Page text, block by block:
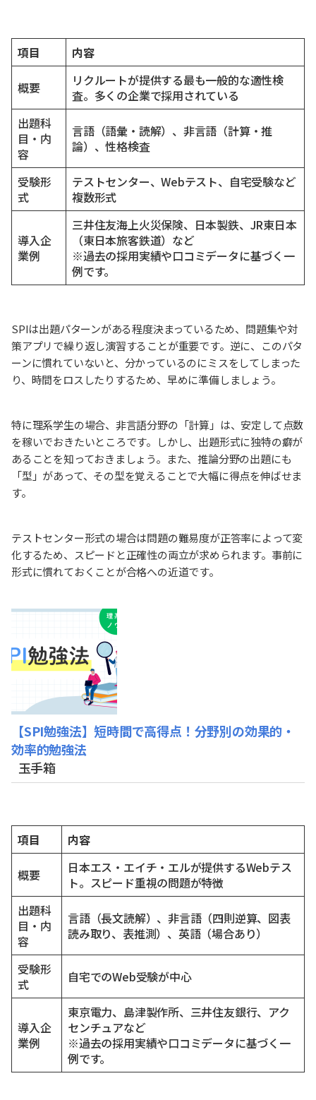
項目 内容
概要
リクルートが提供する最も一般的な適性検
査。多くの企業で採用されている
出題科
目・内
容
言語（語彙・読解）、非言語（計算・推
論）、性格検査
受験形
式
テストセンター、Webテスト、自宅受験など
複数形式
導入企
業例
三井住友海上火災保険、日本製鉄、JR東日本
（東日本旅客鉄道）など
※過去の採用実績や口コミデータに基づく一
例です。
SPIは出題パターンがある程度決まっているため、問題集や対
策アプリで繰り返し演習することが重要です。逆に、このパタ
ーンに慣れていないと、分かっているのにミスをしてしまった
り、時間をロスしたりするため、早めに準備しましょう。
特に理系学生の場合、非言語分野の「計算」は、安定して点数
を稼いでおきたいところです。しかし、出題形式に独特の癖が
あることを知っておきましょう。また、推論分野の出題にも
「型」があって、その型を覚えることで大幅に得点を伸ばせま
す。
テストセンター形式の場合は問題の難易度が正答率によって変
化するため、スピードと正確性の両立が求められます。事前に
形式に慣れておくことが合格への近道です。
【SPI勉強法】短時間で高得点！分野別の効果的・
効率的勉強法
玉手箱
項目 内容
概要
日本エス・エイチ・エルが提供するWebテス
ト。スピード重視の問題が特徴
出題科
目・内
容
言語（長文読解）、非言語（四則逆算、図表
読み取り、表推測）、英語（場合あり）
受験形
式
自宅でのWeb受験が中心
導入企
業例
東京電力、島津製作所、三井住友銀行、アク
センチュアなど
※過去の採用実績や口コミデータに基づく一
例です。